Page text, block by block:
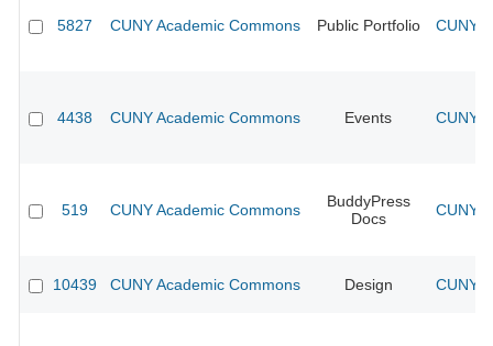
5827 CUNY Academic Commons Public Portfolio CUNY
4438 CUNY Academic Commons Events CUNY
519 CUNY Academic Commons
BuddyPress
Docs
CUNY
10439 CUNY Academic Commons Design CUNY